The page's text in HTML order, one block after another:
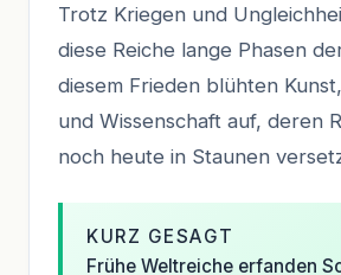
Trotz Kriegen und
diese Reiche lange Phasen
diesem Frieden blühten
und Wissenschaft auf, deren
noch heute in Staunen
KURZ GESAGT
Frühe Weltreiche erfanden